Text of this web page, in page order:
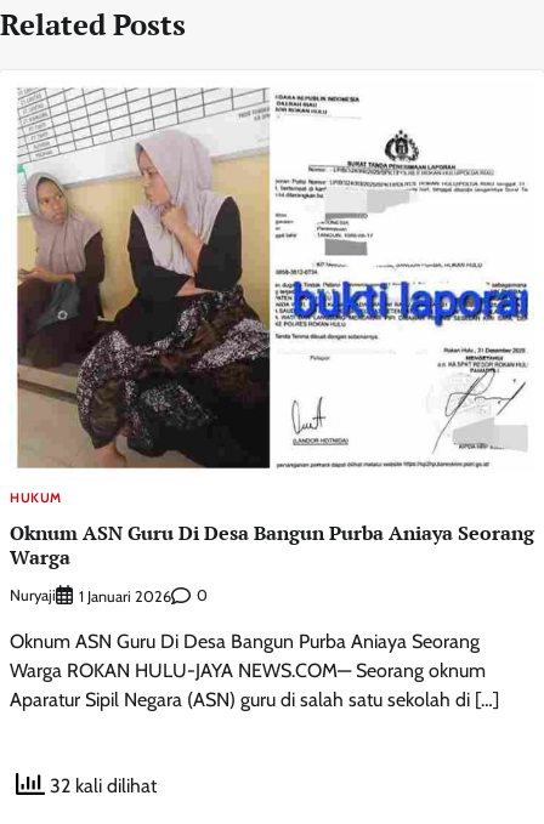
Related Posts
HUKUM
Oknum ASN Guru Di Desa Bangun Purba Aniaya Seorang
Warga
Nuryaji 1 Januari 2026 0
Oknum ASN Guru Di Desa Bangun Purba Aniaya Seorang
Warga ROKAN HULU-JAYA NEWS.COM— Seorang oknum
Aparatur Sipil Negara (ASN) guru di salah satu sekolah di […]
32 kali dilihat